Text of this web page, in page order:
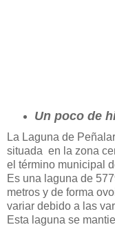
Un poco de
La Laguna de
situada en la zona
el término municipal
Es una laguna de
metros y de forma
variar debido a las
Esta laguna se